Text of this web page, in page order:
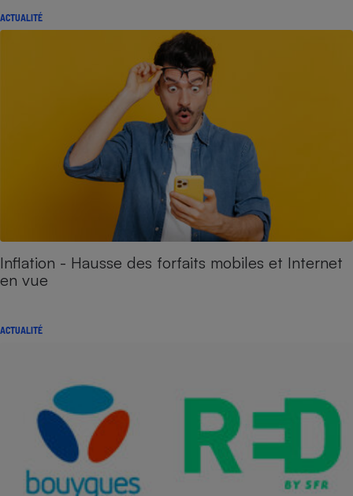
ACTUALITÉ
Inflation - Hausse des forfaits mobiles et Internet
en vue
ACTUALITÉ